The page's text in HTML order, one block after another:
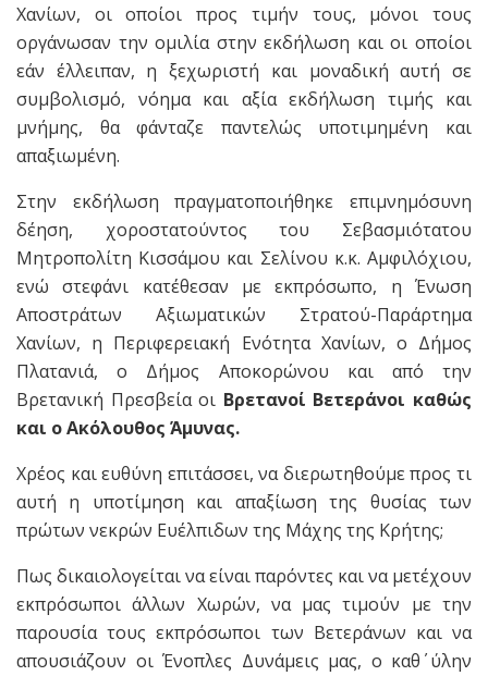
Χανίων, οι οποίοι προς τιμήν τους, μόνοι τους
οργάνωσαν την ομιλία στην εκδήλωση και οι οποίοι
εάν έλλειπαν, η ξεχωριστή και μοναδική αυτή σε
συμβολισμό, νόημα και αξία εκδήλωση τιμής και
μνήμης, θα φάνταζε παντελώς υποτιμημένη και
απαξιωμένη.
Στην εκδήλωση πραγματοποιήθηκε επιμνημόσυνη
δέηση, χοροστατούντος του Σεβασμιότατου
Μητροπολίτη Κισσάμου και Σελίνου κ.κ. Αμφιλόχιου,
ενώ στεφάνι κατέθεσαν με εκπρόσωπο, η Ένωση
Αποστράτων Αξιωματικών Στρατού-Παράρτημα
Χανίων, η Περιφερειακή Ενότητα Χανίων, ο Δήμος
Πλατανιά, ο Δήμος Αποκορώνου και από την
Βρετανική Πρεσβεία οι Βρετανοί Βετεράνοι καθώς
και ο Ακόλουθος Άμυνας.
Χρέος και ευθύνη επιτάσσει, να διερωτηθούμε προς τι
αυτή η υποτίμηση και απαξίωση της θυσίας των
πρώτων νεκρών Ευέλπιδων της Μάχης της Κρήτης;
Πως δικαιολογείται να είναι παρόντες και να μετέχουν
εκπρόσωποι άλλων Χωρών, να μας τιμούν με την
παρουσία τους εκπρόσωποι των Βετεράνων και να
απουσιάζουν οι Ένοπλες Δυνάμεις μας, ο καθ΄ ύλην